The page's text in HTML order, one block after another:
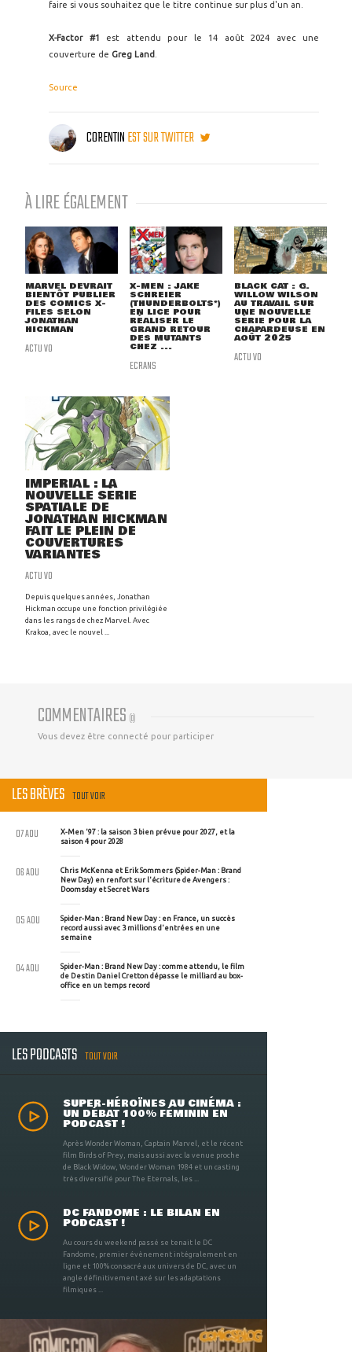
faire si vous souhaitez que le titre continue sur plus d'un an.
X-Factor #1 est attendu pour le 14 août 2024 avec une
couverture de Greg Land
Source
CORENTINEST SUR TWITTER
À LIRE ÉGALEMENT
MARVEL DEVRAIT
BIENTÔT PUBLIER
DES COMICS X-
FILES SELON
JONATHAN
HICKMAN
ACTU VO
X-MEN : JAKE
SCHREIER
(THUNDERBOLTS*)
EN LICE POUR
RÉALISER LE
GRAND RETOUR
DES MUTANTS
CHEZ ...
ECRANS
BLACK CAT : G.
WILLOW WILSON
AU TRAVAIL SUR
UNE NOUVELLE
SÉRIE POUR LA
CHAPARDEUSE EN
AOÛT 2025
ACTU VO
IMPERIAL : LA
NOUVELLE SÉRIE
SPATIALE DE
JONATHAN HICKMAN
FAIT LE PLEIN DE
COUVERTURES
VARIANTES
ACTU VO
Depuis quelques années, Jonathan
Hickman occupe une fonction privilégiée
dans les rangs de chez Marvel. Avec
Krakoa, avec le nouvel ...
COMMENTAIRES (0)
Vous devez être connecté pour participer
LES BRÈVES TOUT VOIR
X-Men '97 : la saison 3 bien prévue pour 2027, et la
saison 4 pour 2028
07 AOU
Chris McKenna et Erik Sommers (Spider-Man : Brand
New Day) en renfort sur l'écriture de Avengers :
Doomsday et Secret Wars
06 AOU
Spider-Man : Brand New Day : en France, un succès
record aussi avec 3 millions d'entrées en une
semaine
05 AOU
Spider-Man : Brand New Day : comme attendu, le film
de Destin Daniel Cretton dépasse le milliard au box-
office en un temps record
04 AOU
LES PODCASTS TOUT VOIR
SUPER-HÉROÏNES AU CINÉMA :
UN DÉBAT 100% FÉMININ EN
PODCAST !
Après Wonder Woman, Captain Marvel, et le récent
film Birds of Prey, mais aussi avec la venue proche
de Black Widow, Wonder Woman 1984 et un casting
très diversifié pour The Eternals, les ...
DC FANDOME : LE BILAN EN
PODCAST !
Au cours du weekend passé se tenait le DC
Fandome, premier évènement intégralement en
ligne et 100% consacré aux univers de DC, avec un
angle définitivement axé sur les adaptations
filmiques ...